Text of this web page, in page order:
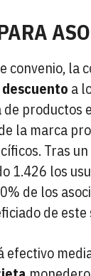
convenio, la
a
de productos
la marca
Tras un
1.426 los
de los
de este
efectivo